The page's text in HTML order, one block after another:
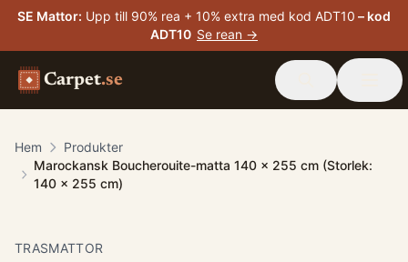
SE Mattor: Upp till 90% rea + 10% extra med kod ADT10 – kod
ADT10 Se rean →
Carpet.se
Hem
Produkter
Marockansk Boucherouite-matta 140 x 255 cm (Storlek:
140 x 255 cm)
TRASMATTOR